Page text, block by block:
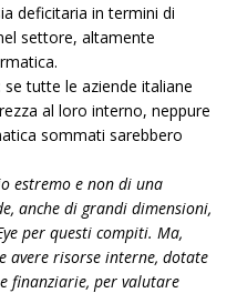
deficitaria in termini di
settore, altamente
tutte le aziende italiane
al loro interno, neppure
sommati sarebbero
estremo e non di una
anche di grandi dimensioni,
per questi compiti. Ma,
avere risorse interne, dotate
finanziarie, per valutare